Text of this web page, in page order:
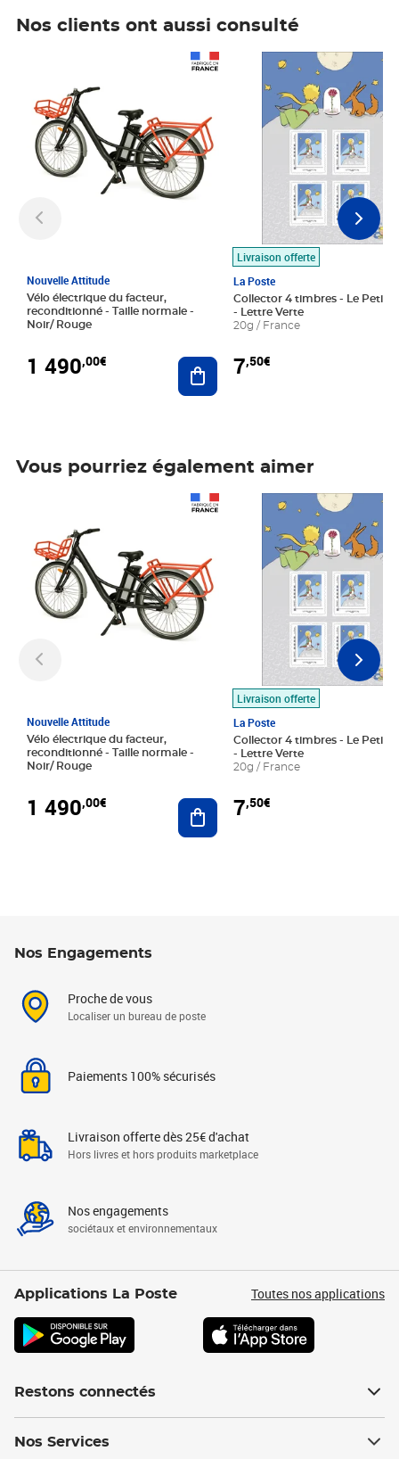
Nos clients ont aussi consulté
Nouvelle Attitude
Vélo électrique du facteur,
reconditionné - Taille normale -
Noir/ Rouge
1 490,00€ Ajouter au panier
Livraison offerte
La Poste
Collector 4 timbres - Le Petit
- Lettre Verte
20g / France
7,50€
Prix 7,50€
Vous pourriez également aimer
Nouvelle Attitude
Vélo électrique du facteur,
reconditionné - Taille normale -
Noir/ Rouge
1 490,00€ Ajouter au panier
Livraison offerte
La Poste
Collector 4 timbres - Le Petit
- Lettre Verte
20g / France
7,50€
Prix 7,50€
Nos Engagements
Proche de vous
Localiser un bureau de poste
Paiements 100% sécurisés
Livraison offerte dès 25€ d'achat
Hors livres et hors produits marketplace
Nos engagements
sociétaux et environnementaux
Applications La Poste Toutes nos applications
Restons connectés
Nos Services